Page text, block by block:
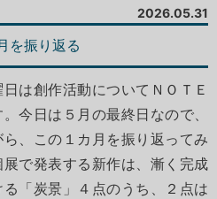
2026.05.31
を振り返る
は創作活動についてＮＯＴＥ
今日は５月の最終日なので、
、この１カ月を振り返ってみ
で発表する新作は、漸く完成
「炭景」４点のうち、２点は